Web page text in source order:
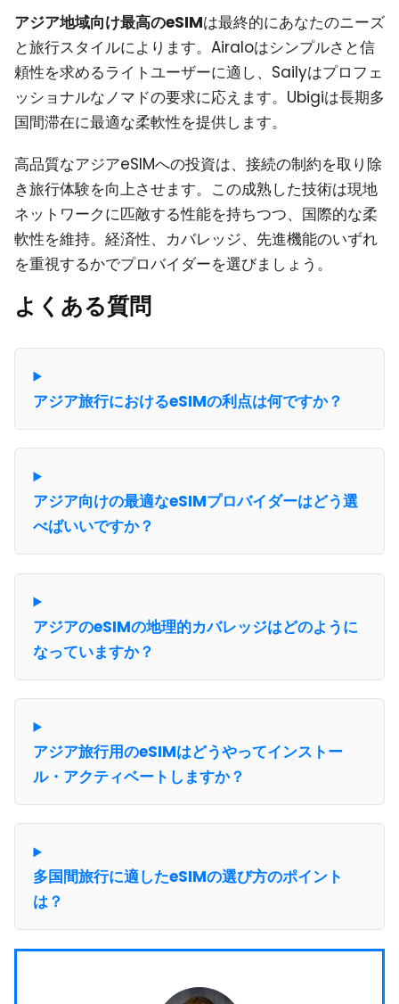
アジア地域向け最高のeSIMは最終的にあなたのニーズ
と旅行スタイルによります。Airaloはシンプルさと信
頼性を求めるライトユーザーに適し、Sailyはプロフェ
ッショナルなノマドの要求に応えます。Ubigiは長期多
国間滞在に最適な柔軟性を提供します。
高品質なアジアeSIMへの投資は、接続の制約を取り除
き旅行体験を向上させます。この成熟した技術は現地
ネットワークに匹敵する性能を持ちつつ、国際的な柔
軟性を維持。経済性、カバレッジ、先進機能のいずれ
を重視するかでプロバイダーを選びましょう。
よくある質問
アジア旅行におけるeSIMの利点は何ですか？
アジア向けの最適なeSIMプロバイダーはどう選
べばいいですか？
アジアのeSIMの地理的カバレッジはどのように
なっていますか？
アジア旅行用のeSIMはどうやってインストー
ル・アクティベートしますか？
多国間旅行に適したeSIMの選び方のポイント
は？